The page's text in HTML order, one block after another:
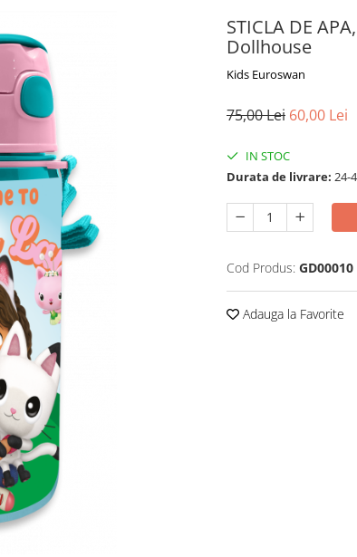
STICLA DE
Dollhouse
Kids Euroswan
75,00 Lei 60,00 Lei
IN STOC
Durata de livrare: 24-
Cod Produs: GD00010
Adauga la Favorite